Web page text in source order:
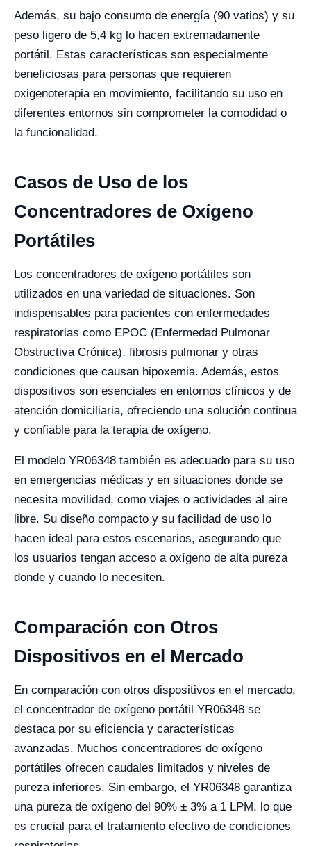
Además, su bajo consumo de energía (90 vatios) y su
peso ligero de 5,4 kg lo hacen extremadamente
portátil. Estas características son especialmente
beneficiosas para personas que requieren
oxigenoterapia en movimiento, facilitando su uso en
diferentes entornos sin comprometer la comodidad o
la funcionalidad.
Casos de Uso de los
Concentradores de Oxígeno
Portátiles
Los concentradores de oxígeno portátiles son
utilizados en una variedad de situaciones. Son
indispensables para pacientes con enfermedades
respiratorias como EPOC (Enfermedad Pulmonar
Obstructiva Crónica), fibrosis pulmonar y otras
condiciones que causan hipoxemia. Además, estos
dispositivos son esenciales en entornos clínicos y de
atención domiciliaria, ofreciendo una solución continua
y confiable para la terapia de oxígeno.
El modelo YR06348 también es adecuado para su uso
en emergencias médicas y en situaciones donde se
necesita movilidad, como viajes o actividades al aire
libre. Su diseño compacto y su facilidad de uso lo
hacen ideal para estos escenarios, asegurando que
los usuarios tengan acceso a oxígeno de alta pureza
donde y cuando lo necesiten.
Comparación con Otros
Dispositivos en el Mercado
En comparación con otros dispositivos en el mercado,
el concentrador de oxígeno portátil YR06348 se
destaca por su eficiencia y características
avanzadas. Muchos concentradores de oxígeno
portátiles ofrecen caudales limitados y niveles de
pureza inferiores. Sin embargo, el YR06348 garantiza
una pureza de oxígeno del 90% ± 3% a 1 LPM, lo que
es crucial para el tratamiento efectivo de condiciones